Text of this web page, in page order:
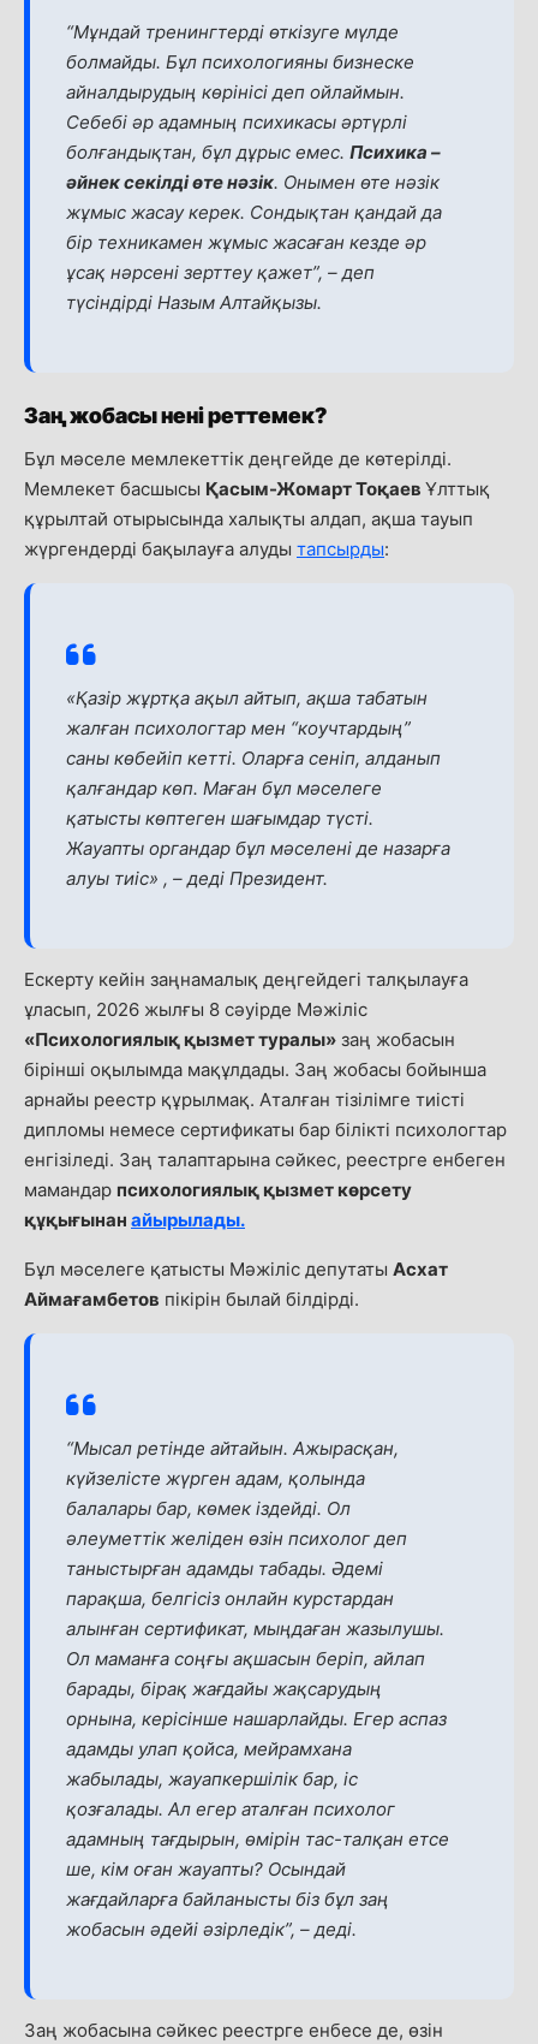
“Мұндай тренингтерді өткізуге мүлде
болмайды. Бұл психологияны бизнеске
айналдырудың көрінісі деп ойлаймын.
Себебі әр адамның психикасы әртүрлі
болғандықтан, бұл дұрыс емес. Психика –
әйнек секілді өте нәзік. Онымен өте нәзік
жұмыс жасау керек. Сондықтан қандай да
бір техникамен жұмыс жасаған кезде әр
ұсақ нәрсені зерттеу қажет”, –деп
түсіндірді Назым Алтайқызы.
Заң жобасы нені реттемек?
Бұл мәселе мемлекеттік деңгейде де көтерілді.
Мемлекет басшысы Қасым-Жомарт Тоқаев Ұлттық
құрылтай отырысында халықты алдап, ақша тауып
жүргендерді бақылауға алуды тапсырды:
«Қазір жұртқа ақыл айтып, ақша табатын
жалған психологтар мен “коучтардың”
саны көбейіп кетті. Оларға сеніп, алданып
қалғандар көп. Маған бұл мәселеге
қатысты көптеген шағымдар түсті.
Жауапты органдар бұл мәселені де назарға
алуы тиіс» , –деді Президент.
Ескерту кейін заңнамалық деңгейдегі талқылауға
ұласып, 2026 жылғы 8 сәуірде Мәжіліс
«Психологиялық қызмет туралы» заң жобасын
бірінші оқылымда мақұлдады. Заң жобасы бойынша
арнайы реестр құрылмақ. Аталған тізілімге тиісті
дипломы немесе сертификаты бар білікті психологтар
енгізіледі. Заң талаптарына сәйкес, реестрге енбеген
мамандар психологиялық қызмет көрсету
құқығынан айырылады.
Бұл мәселеге қатысты Мәжіліс депутаты Асхат
Аймағамбетов пікірін былай білдірді.
“Мысал ретінде айтайын. Ажырасқан,
күйзелісте жүрген адам, қолында
балалары бар, көмек іздейді. Ол
әлеуметтік желіден өзін психолог деп
таныстырған адамды табады. Әдемі
парақша, белгісіз онлайн курстардан
алынған сертификат, мыңдаған жазылушы.
Ол маманға соңғы ақшасын беріп, айлап
барады, бірақ жағдайы жақсарудың
орнына, керісінше нашарлайды. Егер аспаз
адамды улап қойса, мейрамхана
жабылады, жауапкершілік бар, іс
қозғалады. Ал егер аталған психолог
адамның тағдырын, өмірін тас-талқан етсе
ше, кім оған жауапты? Осындай
жағдайларға байланысты біз бұл заң
жобасын әдейі әзірледік”, – деді.
Заң жобасына сәйкес реестрге енбесе де, өзін